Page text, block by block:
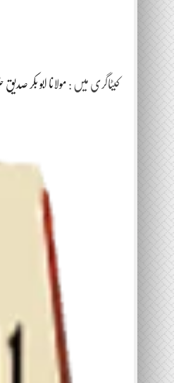
کیٹاگری میں : مولانا ابو بکر